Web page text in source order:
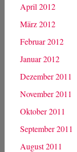
April 2012
März 2012
Februar 2012
Januar 2012
Dezember 2011
November 2011
Oktober 2011
September 2011
August 2011